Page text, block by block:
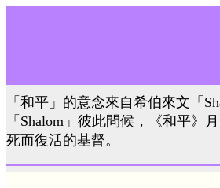
「和平」的意念來自希伯來文「
「Shalom」彼此問候，《和平
死而復活的基督。